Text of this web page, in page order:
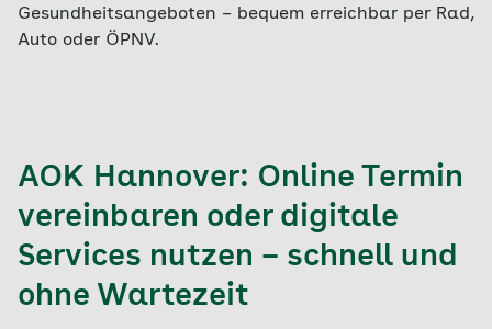
Gesundheitsangeboten – bequem erreichbar per Rad,
Auto oder ÖPNV.
AOK Hannover: Online Termin
vereinbaren oder digitale
Services nutzen – schnell und
ohne Wartezeit